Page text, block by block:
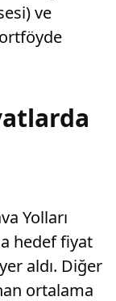
ve
Yolları
hedef fiyat
aldı. Diğer
ortalama